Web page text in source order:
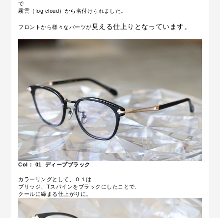
で
霧雲（fog cloud）から名付けられました。
フロントから様々なパーツが 見える仕上りとなっています。
Col： 01 ディープブラック
カラーリングとして、０１は
ブリッジ、Tスパインをブラックにしたことで、
クールに締まる仕上がりに。